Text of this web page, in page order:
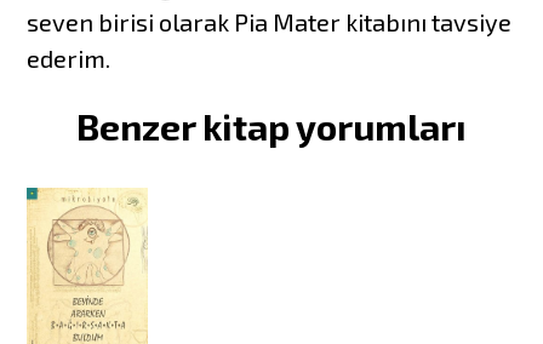
seven birisi olarak Pia Mater kitabını tavsiye
ederim.
Benzer kitap yorumları